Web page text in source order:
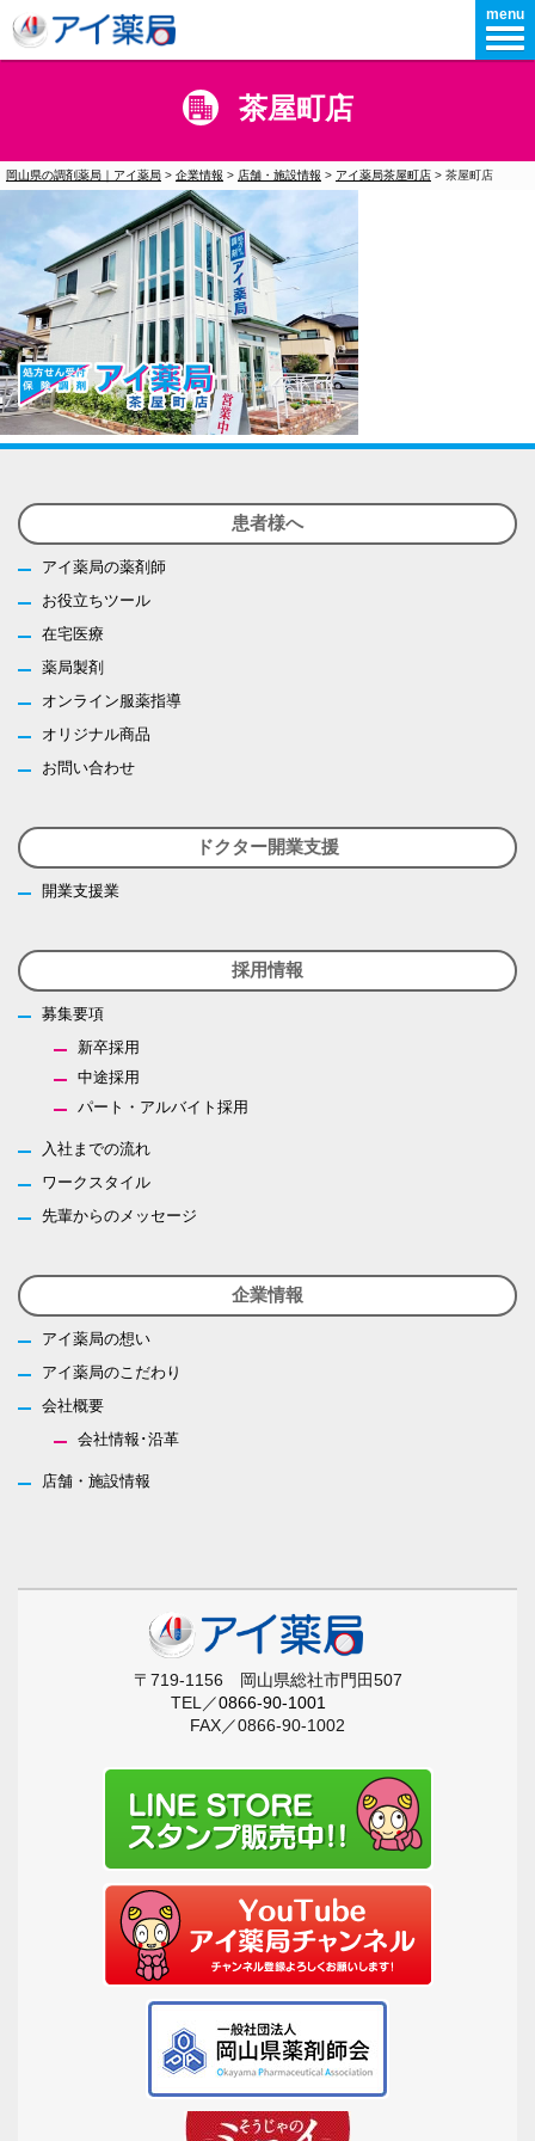
menu
茶屋町店
岡山県の調剤薬局｜アイ薬局 > 企業情報 > 店舗・施設情報 > アイ薬局茶屋町店 > 茶屋町店
患者様へ
アイ薬局の薬剤師
お役立ちツール
在宅医療
薬局製剤
オンライン服薬指導
オリジナル商品
お問い合わせ
ドクター開業支援
開業支援業
採用情報
募集要項
新卒採用
中途採用
パート・アルバイト採用
入社までの流れ
ワークスタイル
先輩からのメッセージ
企業情報
アイ薬局の想い
アイ薬局のこだわり
会社概要
会社情報･沿革
店舗・施設情報
〒719-1156 岡山県総社市門田507
TEL／0866-90-1001
FAX／0866-90-1002